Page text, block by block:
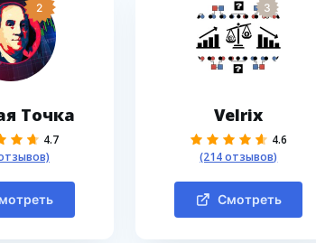
2
Точка
4.7
3
Velrix
4.6
(214 отзывов)
Смотреть